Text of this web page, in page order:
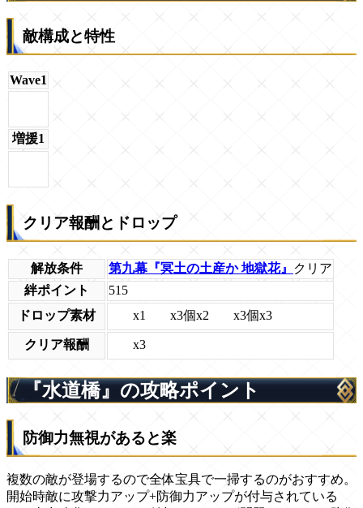
敵構成と特性
Wave1
増援1
クリア報酬とドロップ
解放条件 第九幕『冥土の土産か 地獄花』
クリア
絆ポイント
515
ドロップ素材
x1 x3個x2 x3個x3
クリア報酬 x3
『水道橋』の攻略ポイント
防御力無視があると楽
複数の敵が登場するので全体宝具で一掃するのがおすすめ。
開始時敵に攻撃力アップ+防御力アップが付与されている